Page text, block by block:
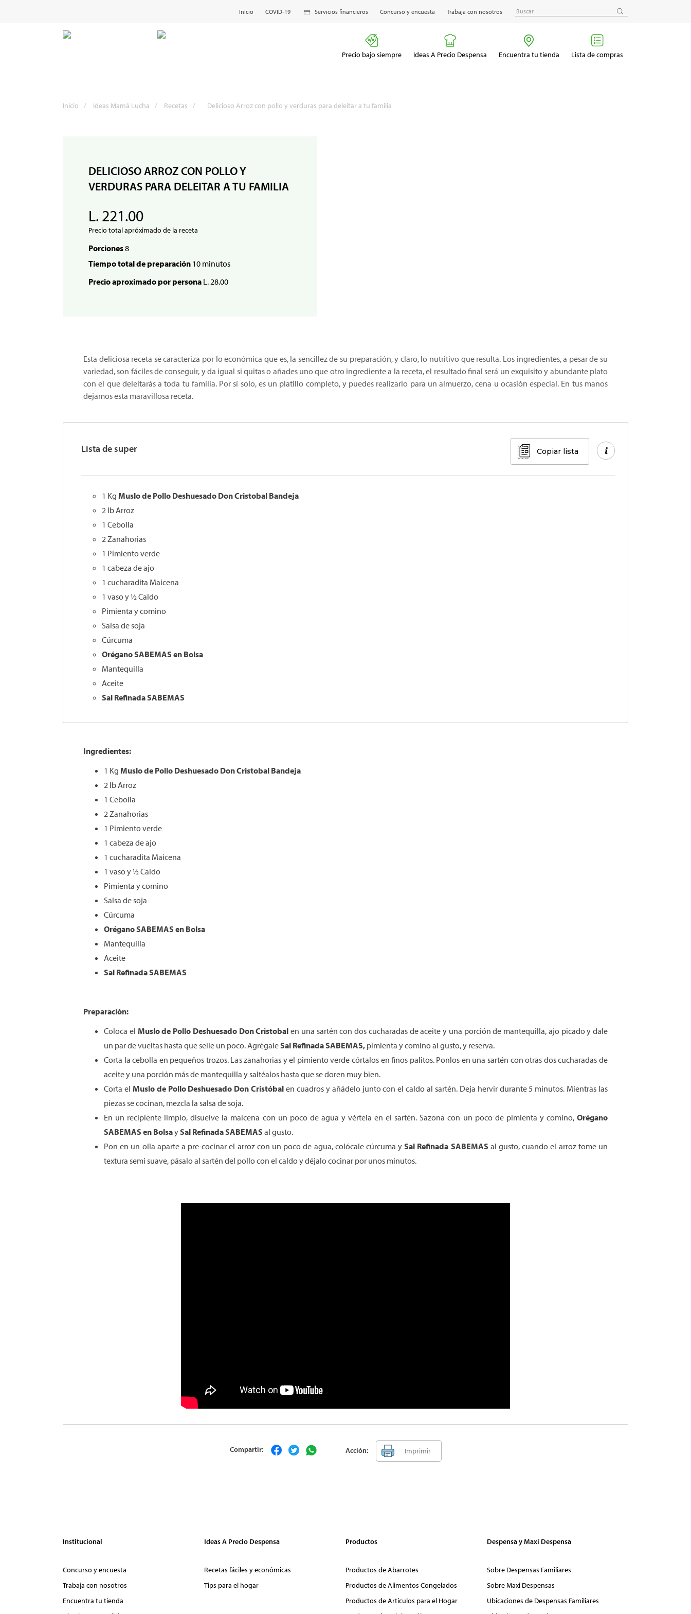
Inicio COVID-19 Servicios financieros Concurso y encuesta Trabaja con nosotros
Precio bajo siempre Ideas A Precio Despensa Encuentra tu tienda Lista de compras
Inicio / Ideas Mamá Lucha / Recetas / Delicioso Arroz con pollo y verduras para deleitar a tu familia
DELICIOSO ARROZ CON POLLO Y
VERDURAS PARA DELEITAR A TU FAMILIA
L. 221.00
Precio total apróximado de la receta
Porciones8
Tiempo total de preparación 10 minutos
Precio aproximado por persona L. 28.00
Esta deliciosa receta se caracteriza por lo económica que es, la sencillez de su preparación, y claro, lo nutritivo que resulta. Los ingredientes, a pesar de su
variedad, son fáciles de conseguir, y da igual si quitas o añades uno que otro ingrediente a la receta, el resultado final será un exquisito y abundante plato
con el que deleitarás a toda tu familia. Por sí solo, es un platillo completo, y puedes realizarlo para un almuerzo, cena u ocasión especial. En tus manos
dejamos esta maravillosa receta.
Lista de super Copiar lista
1 Kg Muslo de Pollo Deshuesado DonCristobal Bandeja
2 lb Arroz
1 Cebolla
2 Zanahorias
1 Pimiento verde
1 cabeza de ajo
1 cucharadita Maicena
1 vaso y ½ Caldo
Pimienta y comino
Salsa de soja
Cúrcuma
Orégano SABEMAS en Bolsa
Mantequilla
Aceite
Sal Refinada SABEMAS
Ingredientes:
1 Kg Muslo de Pollo Deshuesado DonCristobal Bandeja
2 lb Arroz
1 Cebolla
2 Zanahorias
1 Pimiento verde
1 cabeza de ajo
1 cucharadita Maicena
1 vaso y ½ Caldo
Pimienta y comino
Salsa de soja
Cúrcuma
Orégano SABEMAS en Bolsa
Mantequilla
Aceite
Sal Refinada SABEMAS
Preparación:
Coloca el Muslo de Pollo Deshuesado DonCristobal en una sartén con dos cucharadas de aceite y una porción de mantequilla, ajo picado y dale
un par de vueltas hasta que selle un poco. AgrégaleSal Refinada SABEMAS, pimienta y comino al gusto, y reserva.
Corta la cebolla en pequeños trozos. Las zanahorias y el pimiento verde córtalos en finos palitos. Ponlos en una sartén con otras dos cucharadas de
aceite y una porción más de mantequilla y saltéalos hasta que se doren muy bien.
Corta el Muslo de Pollo Deshuesado DonCristóbal en cuadros y añádelo junto con el caldo al sartén. Deja hervir durante 5 minutos. Mientras las
piezas se cocinan, mezcla la salsa de soja.
En un recipiente limpio, disuelve la maicena con un poco de agua y vértela en el sartén. Sazona con un poco de pimienta y comino, Orégano
SABEMAS en BolsaySal Refinada SABEMAS al gusto.
Pon en un olla aparte a pre-cocinar el arroz con un poco de agua, colócale cúrcuma ySal Refinada SABEMAS al gusto, cuando el arroz tome un
textura semi suave, pásalo al sartén del pollo con el caldo y déjalo cocinar por unos minutos.
Compartir: Acción: Imprimir
Institucional
Concurso y encuesta
Trabaja con nosotros
Encuentra tu tienda
Ideas A Precio Despensa
Recetas fáciles y económicas
Tips para el hogar
Productos
Productos de Abarrotes
Productos de Alimentos Congelados
Productos de Artículos para el Hogar
Despensa y Maxi Despensa
Sobre Despensas Familiares
Sobre Maxi Despensas
Ubicaciones de Despensas Familiares